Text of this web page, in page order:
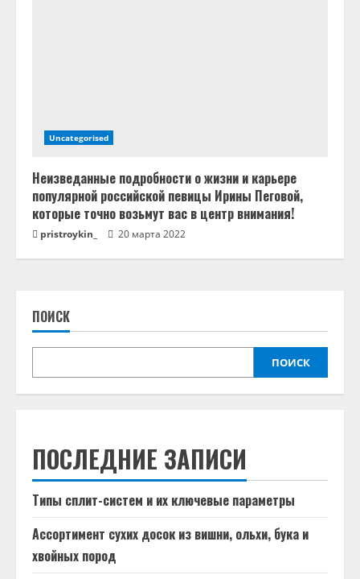
Uncategorised
Неизведанные подробности о жизни и карьере
популярной российской певицы Ирины Пеговой,
которые точно возьмут вас в центр внимания!
pristroykin_ 20 марта 2022
ПОИСК
ПОИСК
ПОСЛЕДНИЕ ЗАПИСИ
Типы сплит-систем и их ключевые параметры
Ассортимент сухих досок из вишни, ольхи, бука и
хвойных пород